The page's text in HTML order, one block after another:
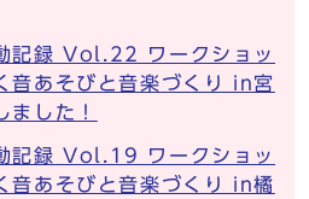
記録 Vol.22 ワークショッ
音あそびと音楽づくり in宮
ました！
記録 Vol.19 ワークショッ
音あそびと音楽づくり in橘